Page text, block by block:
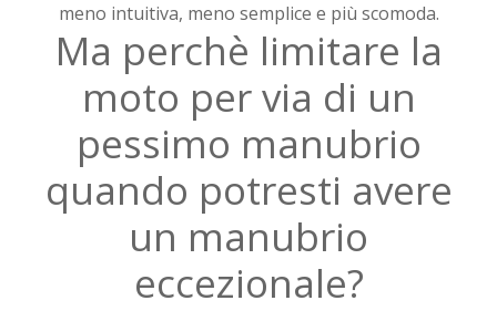
meno intuitiva, meno semplice e più scomoda.
Ma perchè limitare la
moto per via di un
pessimo manubrio
quando potresti avere
un manubrio
eccezionale?